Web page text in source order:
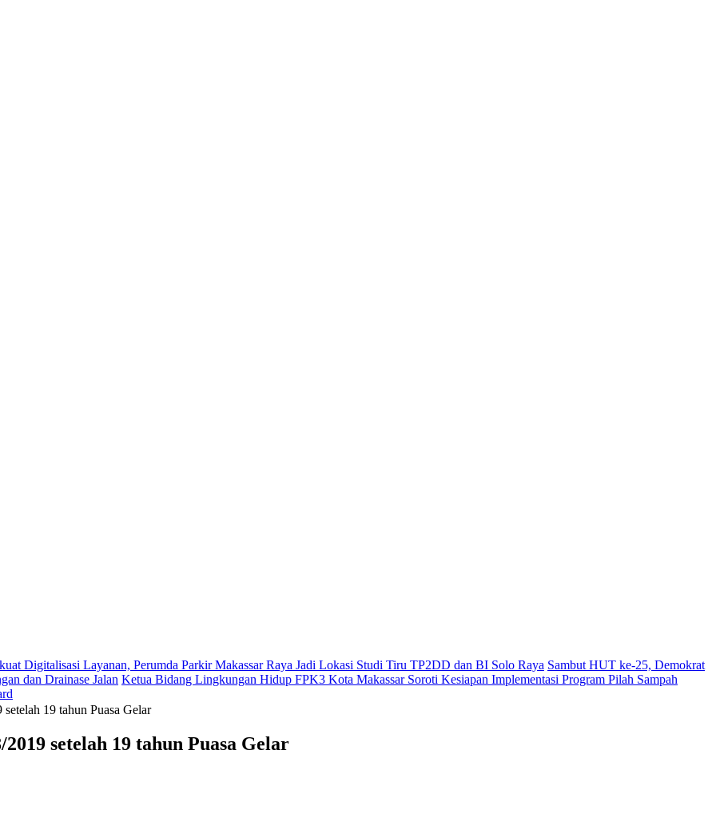
Digitalisasi Layanan, Perumda Parkir Makassar Raya Jadi Lokasi Studi Tiru TP2DD dan BI Solo Raya Sambut HUT ke-25, Demokrat
dan Drainase Jalan Ketua Bidang Lingkungan Hidup FPK3 Kota Makassar Soroti Kesiapan Implementasi Program Pilah Sampah
19 tahun Puasa Gelar
setelah 19 tahun Puasa Gelar